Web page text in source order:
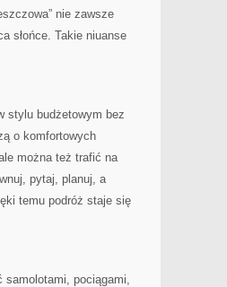
nie zawsze
słońce. Takie niuanse
stylu budżetowym bez
o komfortowych
można też trafić na
pytaj, planuj, a
temu podróż staje się
samolotami, pociągami,